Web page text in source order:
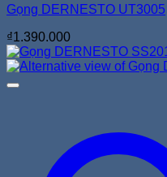
Gọng DERNESTO UT3005
₫1.390.000